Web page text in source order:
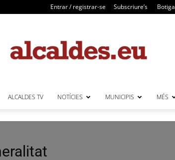
Entrar / registrar-se Subscriure’s Botiga
ALCALDES TV NOTÍCIES MUNICIPIS MÉS